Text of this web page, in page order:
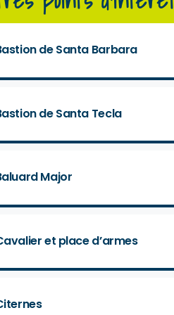
de Santa Barbara
de Santa Tecla
Major
et place d’armes